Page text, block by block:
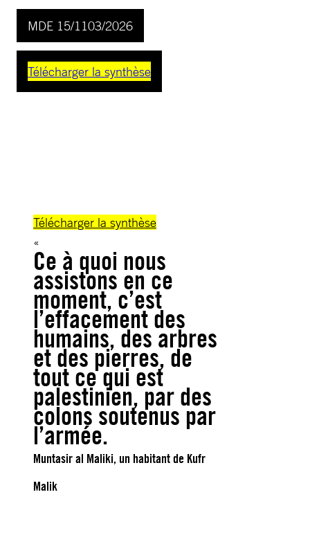
MDE 15/1103/2026
Télécharger la synthèse
Télécharger la synthèse
Ce à quoi nous
assistons en ce
moment, c’est
l’effacement des
humains, des arbres
et des pierres, de
tout ce qui est
palestinien, par des
colons soutenus par
l’armée.
Muntasir al Maliki, un habitant de Kufr
Malik